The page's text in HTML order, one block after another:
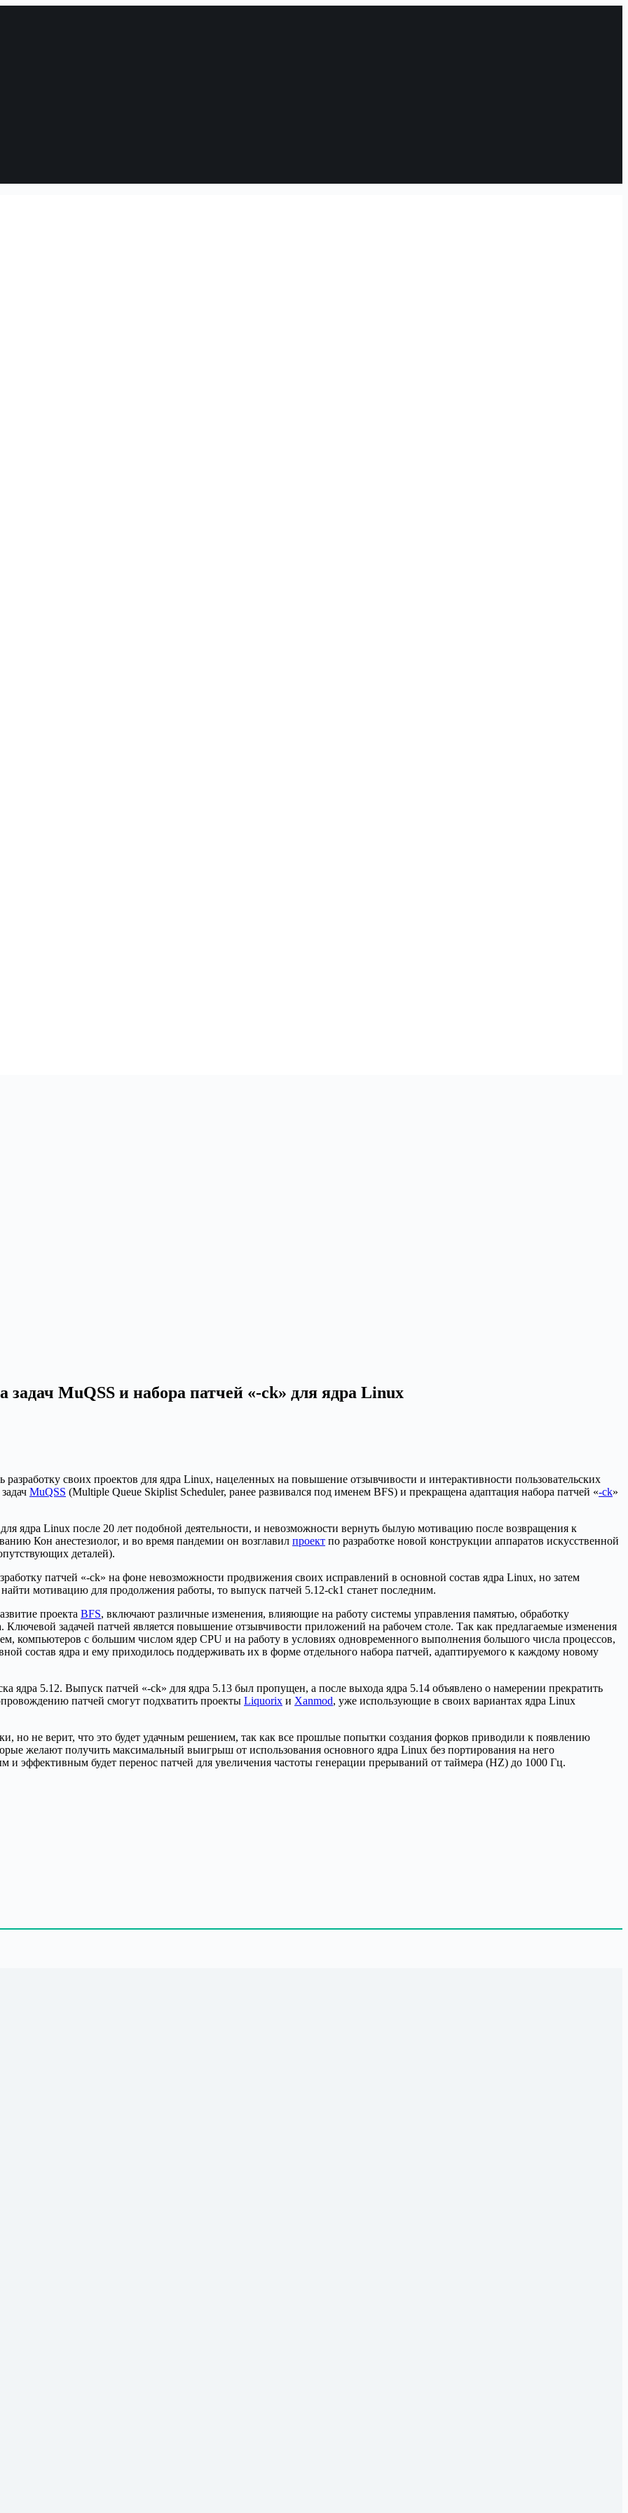
MuQSS и набора патчей «-ck» для ядра Linux
разработку своих проектов для ядра Linux, нацеленных на повышение отзывчивости и интерактивности пользовательских
MuQSS (Multiple Queue Skiplist Scheduler, ранее развивался под именем BFS) и прекращена адаптация набора патчей «-ck»
ядра Linux после 20 лет подобной деятельности, и невозможности вернуть былую мотивацию после возвращения к
Кон анестезиолог, и во время пандемии он возглавил проект по разработке новой конструкции аппаратов искусственной
деталей).
патчей «-ck» на фоне невозможности продвижения своих исправлений в основной состав ядра Linux, но затем
мотивацию для продолжения работы, то выпуск патчей 5.12-ck1 станет последним.
проекта BFS, включают различные изменения, влияющие на работу системы управления памятью, обработку
задачей патчей является повышение отзывчивости приложений на рабочем столе. Так как предлагаемые изменения
компьютеров с большим числом ядер CPU и на работу в условиях одновременного выполнения большого числа процессов,
состав ядра и ему приходилось поддерживать их в форме отдельного набора патчей, адаптируемого к каждому новому
ядра 5.12. Выпуск патчей «-ck» для ядра 5.13 был пропущен, а после выхода ядра 5.14 объявлено о намерении прекратить
патчей смогут подхватить проекты Liquorix и Xanmod, уже использующие в своих вариантах ядра Linux
но не верит, что это будет удачным решением, так как все прошлые попытки создания форков приводили к появлению
желают получить максимальный выигрыш от использования основного ядра Linux без портирования на него
эффективным будет перенос патчей для увеличения частоты генерации прерываний от таймера (HZ) до 1000 Гц.